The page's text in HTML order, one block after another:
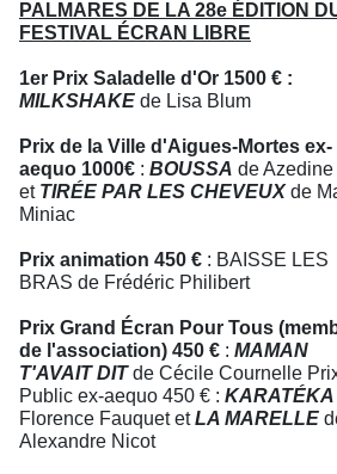
PALMARES DE LA 28e ÉDITION
FESTIVAL ÉCRAN LIBRE
1er Prix Saladelle d'Or 1500 € :
MILKSHAKE de Lisa Blum
Prix de la Ville d'Aigues-Mortes ex-
aequo 1000€ : BOUSSA de Azedine
et TIRÉE PAR LES CHEVEUXde
Miniac
Prix animation 450 € : BAISSE LES
BRAS de Frédéric Philibert
Prix Grand Écran Pour Tous
de l'association) 450 € : MAMAN
T'AVAIT DITde Cécile Cournelle
Public ex-aequo 450 € : KARATÉKA
Florence Fauquet etLA MARELLE
Alexandre Nicot